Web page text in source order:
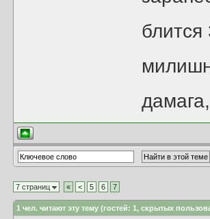
блится
7 страниц « < 5 6 7
1 чел. читают эту тему (гостей: 1, скрытых